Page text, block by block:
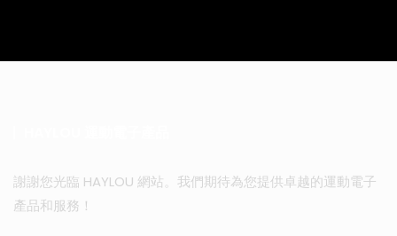
謝謝您光臨 HAYLOU 網站。我們期待為您提供卓越的運動電子
產品和服務！